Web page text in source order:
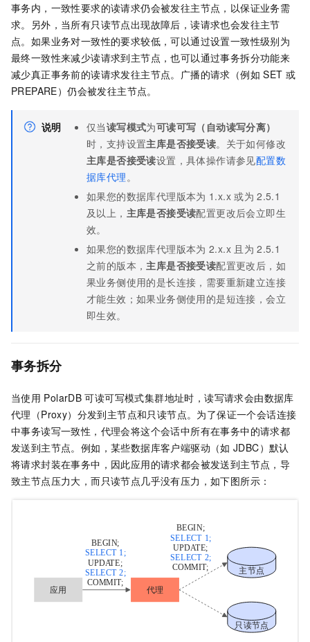
事务内，一致性要求的读请求仍会被发往主节点，以保证业务需
求。另外，当所有只读节点出现故障后，读请求也会发往主节
点。如果业务对一致性的要求较低，可以通过设置一致性级别为
最终一致性来减少读请求到主节点，也可以通过事务拆分功能来
减少真正事务前的读请求发往主节点。广播的请求（例如 SET 或
PREPARE）仍会被发往主节点。
说明 仅当读写模式为可读可写（自动读写分离）
时，支持设置主库是否接受读。关于如何修改
主库是否接受读设置，具体操作请参见配置数
据库代理。
如果您的数据库代理版本为 1.x.x 或为 2.5.1
及以上， 主库是否接受读配置更改后会立即生
效。
如果您的数据库代理版本为 2.x.x 且为 2.5.1
之前的版本，主库是否接受读配置更改后，如
果业务侧使用的是长连接，需要重新建立连接
才能生效；如果业务侧使用的是短连接，会立
即生效。
事务拆分
当使用 PolarDB 可读可写模式集群地址时，读写请求会由数据库
代理（Proxy）分发到主节点和只读节点。为了保证一个会话连接
中事务读写一致性，代理会将这个会话中所有在事务中的请求都
发送到主节点。例如，某些数据库客户端驱动（如 JDBC）默认
将请求封装在事务中，因此应用的请求都会被发送到主节点，导
致主节点压力大，而只读节点几乎没有压力，如下图所示：